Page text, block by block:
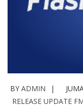
BY ADMIN
RELEASE UPDATE